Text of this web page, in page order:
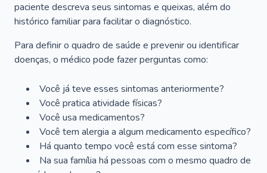
paciente descreva seus sintomas e queixas, além do
histórico familiar para facilitar o diagnóstico.
Para definir o quadro de saúde e prevenir ou identificar
doenças, o médico pode fazer perguntas como:
Você já teve esses sintomas anteriormente?
Você pratica atividade físicas?
Você usa medicamentos?
Você tem alergia a algum medicamento específico?
Há quanto tempo você está com esse sintoma?
Na sua família há pessoas com o mesmo quadro de